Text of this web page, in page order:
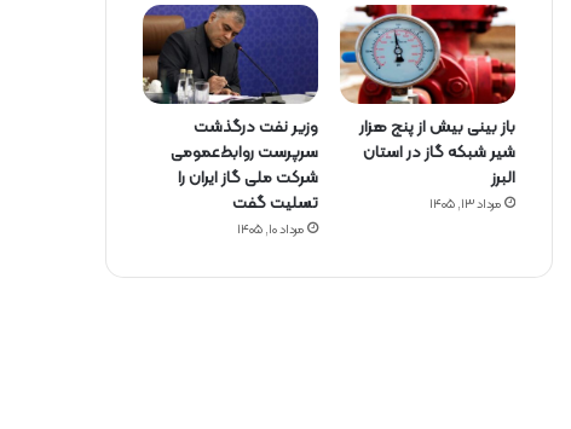
باز بینی بیش از پنج هزار
شیر شبکه گاز در استان
البرز
مرداد ۱۳, ۱۴۰۵
وزیر نفت درگذشت
سرپرست روابط‌عمومی
شرکت ملی گاز ایران را
تسلیت گفت
مرداد ۱۰, ۱۴۰۵